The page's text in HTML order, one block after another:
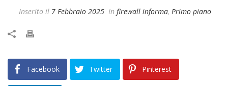
Inserito il 7 Febbraio 2025 In firewall informa, Primo piano
Facebook Twitter Pinterest